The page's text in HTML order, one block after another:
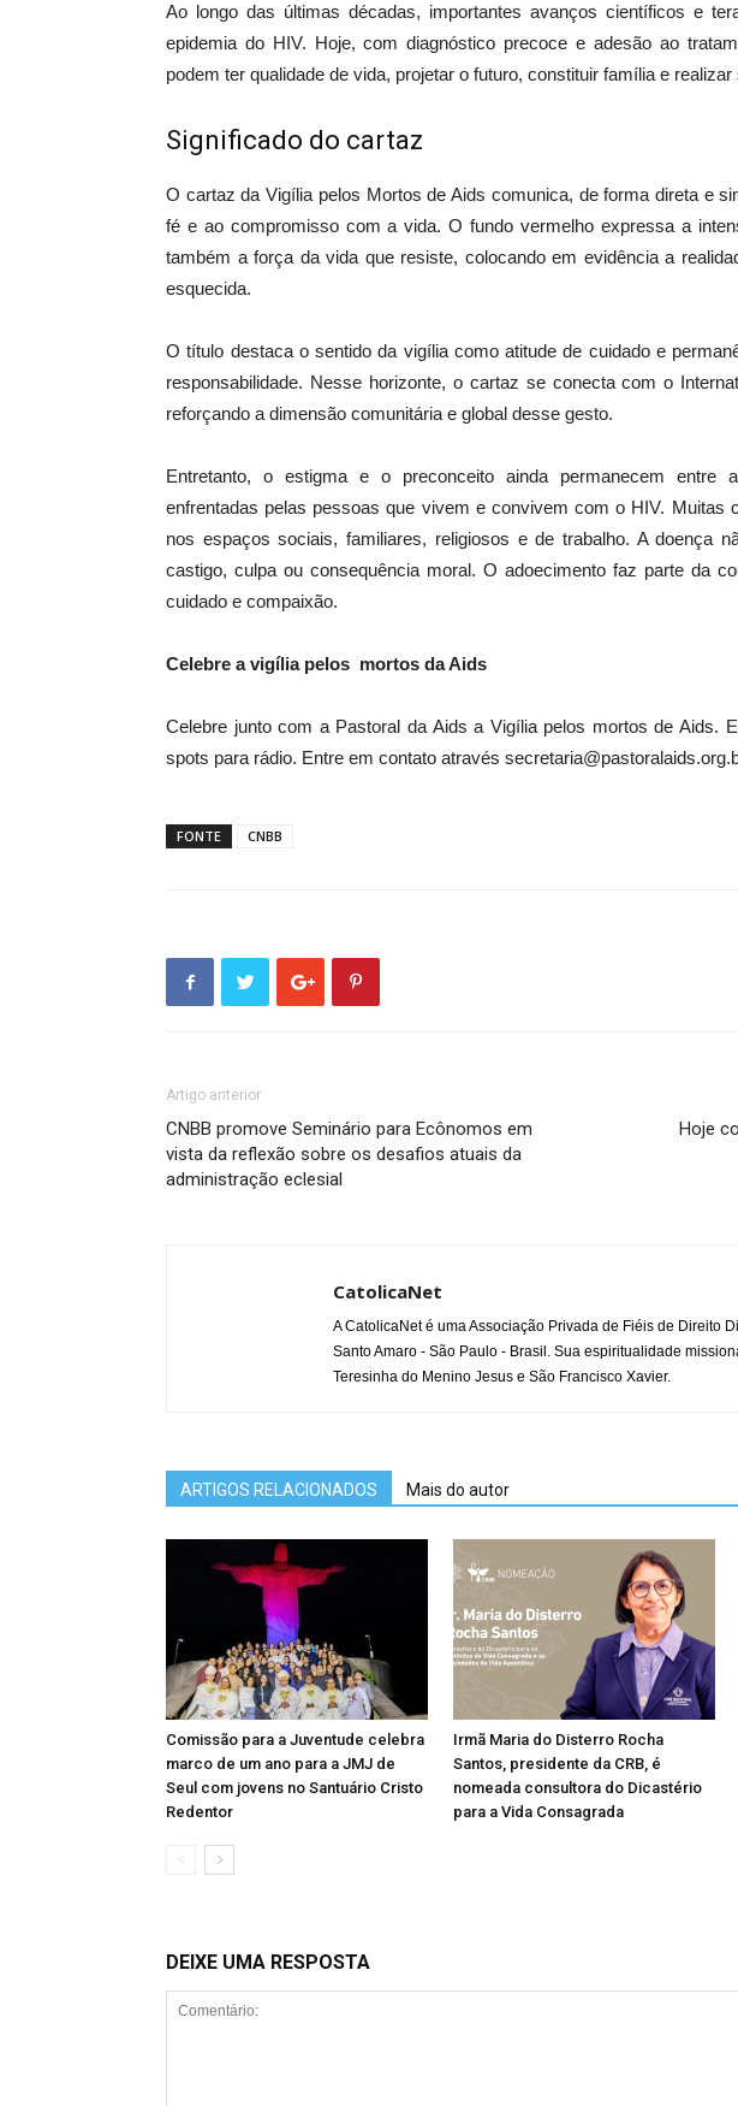
Ao longo das últimas décadas, importantes avanços científicos e
epidemia do HIV. Hoje, com diagnóstico precoce e adesão ao
podem ter qualidade de vida, projetar o futuro, constituir família e
Significado do cartaz
O cartaz da Vigília pelos Mortos de Aids comunica, de forma direta e
fé e ao compromisso com a vida. O fundo vermelho expressa a
também a força da vida que resiste, colocando em evidência a
esquecida.
O título destaca o sentido da vigília como atitude de cuidado e
responsabilidade. Nesse horizonte, o cartaz se conecta com o
reforçando a dimensão comunitária e global desse gesto.
Entretanto, o estigma e o preconceito ainda permanecem entre
enfrentadas pelas pessoas que vivem e convivem com o HIV. Muitas
nos espaços sociais, familiares, religiosos e de trabalho. A doença
castigo, culpa ou consequência moral. O adoecimento faz parte da
cuidado e compaixão.
Celebre a vigília pelos mortos da Aids
Celebre junto com a Pastoral da Aids a Vigília pelos mortos de Aids.
spots para rádio. Entre em contato através
FONTE CNBB
Artigo anterior
CNBB promove Seminário para Ecônomos em
vista da reflexão sobre os desafios atuais da
administração eclesial
Hoje
CatolicaNet
A CatolicaNet é uma Associação Privada de Fiéis de Direito
Santo Amaro - São Paulo - Brasil. Sua espiritualidade
Teresinha do Menino Jesus e São Francisco Xavier.
ARTIGOS RELACIONADOS Mais do autor
Comissão para a Juventude celebra
marco de um ano para a JMJ de
Seul com jovens no Santuário Cristo
Redentor
Irmã Maria do Disterro Rocha
Santos, presidente da CRB, é
nomeada consultora do Dicastério
para a Vida Consagrada
DEIXE UMA RESPOSTA